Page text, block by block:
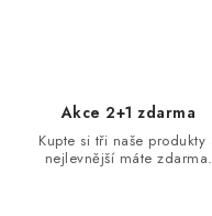
Akce 2+1 zdarma
Kupte si tři naše produkty
nejlevnější máte zdarma.